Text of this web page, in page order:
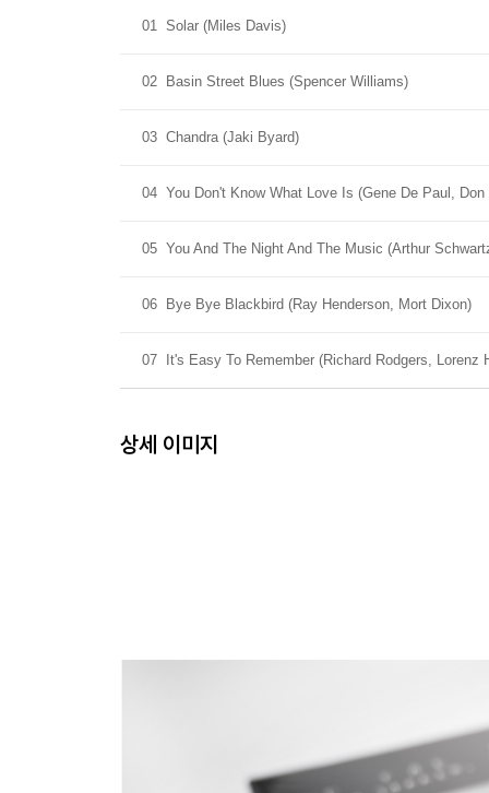
01 Solar (Miles Davis)
02 Basin Street Blues (Spencer Williams)
03 Chandra (Jaki Byard)
04 You Don't Know What Love Is (Gene De Paul, Don
05 You And The Night And The Music (Arthur
06 Bye Bye Blackbird (Ray Henderson, Mort Dixon)
07 It's Easy To Remember (Richard Rodgers, Lorenz
상세 이미지